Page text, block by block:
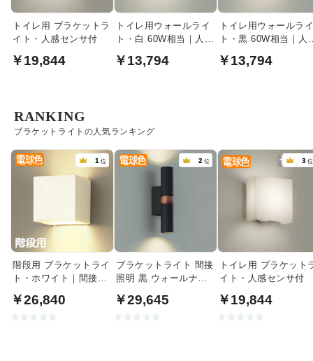
トイレ用 ブラケットラ
イト・人感センサ付
￥19,844
トイレ用ウォールライ
ト・白 60W相当｜人感
￥13,794
トイレ用ウォールラ
ト・黒 60W相当｜人
￥13,794
ブラケットライトの人気ランキング
RANKING
1 位
階段用 ブラケットライ
ト・ホワイト｜間接照
￥26,840
2 位
ブラケットライト 間接
照明 黒 ウォールナッ
￥29,645
3 位
トイレ用 ブラケット
イト・人感センサ付
￥19,844